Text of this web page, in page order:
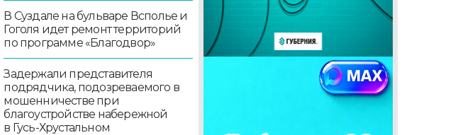
В Суздале на бульваре Всполье и
Гоголя идет ремонт территорий
по программе «Благодвор»
Задержали представителя
подрядчика, подозреваемого в
мошенничестве при
благоустройстве набережной
в Гусь-Хрустальном